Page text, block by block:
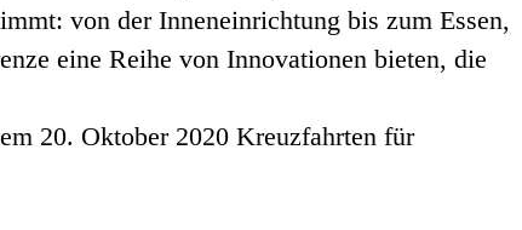
von der Inneneinrichtung bis zum Essen,
eine Reihe von Innovationen bieten, die
20. Oktober 2020 Kreuzfahrten für